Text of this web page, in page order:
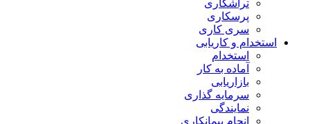
تراشکاری
پرسکاری
سری کاری
استخدام و کاریابی
استخدام
آماده به کار
بازاریابی
سرمایه گذاری
نمایندگی
انجام پیمانکاری